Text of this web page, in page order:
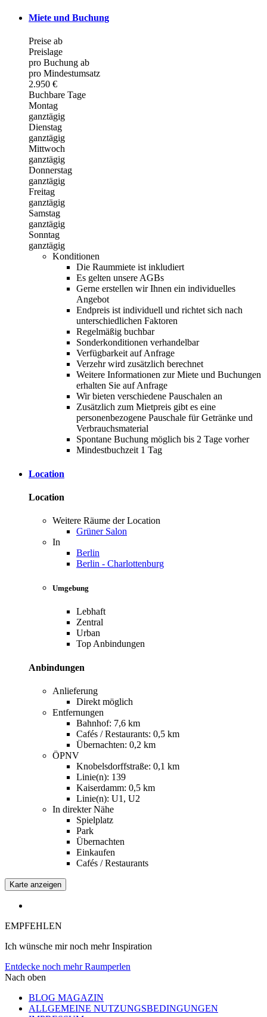
Miete und Buchung
Preise ab
Preislage
pro Buchung ab
pro Mindestumsatz
2.950 €
Buchbare Tage
Montag
ganztägig
Dienstag
ganztägig
Mittwoch
ganztägig
Donnerstag
ganztägig
Freitag
ganztägig
Samstag
ganztägig
Sonntag
ganztägig
Konditionen
Die Raummiete ist inkludiert
Es gelten unsere AGBs
Gerne erstellen wir Ihnen ein individuelles
Angebot
Endpreis ist individuell und richtet sich nach
unterschiedlichen Faktoren
Regelmäßig buchbar
Sonderkonditionen verhandelbar
Verfügbarkeit auf Anfrage
Verzehr wird zusätzlich berechnet
Weitere Informationen zur Miete und Buchungen
erhalten Sie auf Anfrage
Wir bieten verschiedene Pauschalen an
Zusätzlich zum Mietpreis gibt es eine
personenbezogene Pauschale für Getränke und
Verbrauchsmaterial
Spontane Buchung möglich bis 2 Tage vorher
Mindestbuchzeit 1 Tag
Location
Location
Weitere Räume der Location
Grüner Salon
In
Berlin
Berlin - Charlottenburg
Umgebung
Lebhaft
Zentral
Urban
Top Anbindungen
Anbindungen
Anlieferung
Direkt möglich
Entfernungen
Bahnhof: 7,6 km
Cafés / Restaurants: 0,5 km
Übernachten: 0,2 km
ÖPNV
Knobelsdorffstraße: 0,1 km
Linie(n): 139
Kaiserdamm: 0,5 km
Linie(n): U1, U2
In direkter Nähe
Spielplatz
Park
Übernachten
Einkaufen
Cafés / Restaurants
Karte anzeigen
EMPFEHLEN
Ich wünsche mir noch mehr Inspiration
Entdecke noch mehr Raumperlen
Nach oben
BLOG MAGAZIN
ALLGEMEINE NUTZUNGSBEDINGUNGEN